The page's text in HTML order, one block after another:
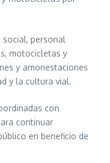
social, personal
motocicletas y
y amonestaciones
y la cultura vial.
con
continuar
en beneficio de